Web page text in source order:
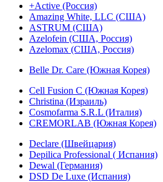
+Active (Россия)
Amazing White, LLC (США)
ASTRUM (США)
Azelofein (США, Россия)
Azelomax (США, Россия)
Belle Dr. Care (Южная Корея)
Cell Fusion C (Южная Корея)
Christina (Израиль)
Cosmofarma S.R.L (Италия)
CREMORLAB (Южная Корея)
Declare (Швейцария)
Depilica Professional ( Испания)
Dewal (Германия)
DSD De Luxe (Испания)